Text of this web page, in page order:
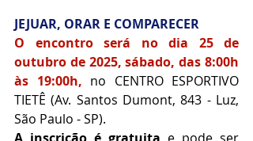
JEJUAR, ORAR E COMPARECER
O encontro será no dia 25 de
outubro de 2025, sábado, das 8:00h
às 19:00h, no CENTRO ESPORTIVO
TIETÊ (Av. Santos Dumont, 843 - Luz,
São Paulo - SP).